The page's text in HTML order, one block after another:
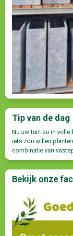
Tip van de dag
Nu uw tuin zo in
iets zou willen
combinatie van
Bekijk onze